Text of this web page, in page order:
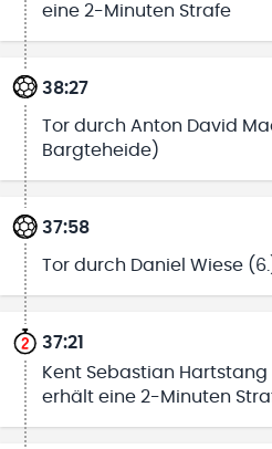
eine 2-Minuten Strafe
38:27
Tor durch Anton David
Bargteheide)
37:58
Tor durch Daniel Wiese
37:21
Kent Sebastian
erhält eine 2-Minuten